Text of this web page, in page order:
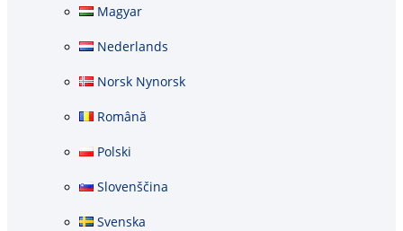
Magyar
Nederlands
Norsk Nynorsk
Română
Polski
Slovenščina
Svenska